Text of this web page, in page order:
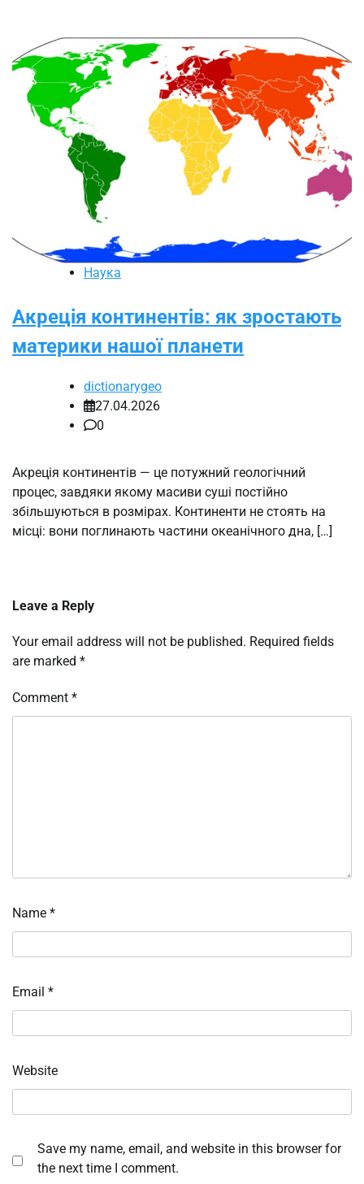
Наука
Акреція континентів: як зростають
материки нашої планети
dictionarygeo
27.04.2026
0
Акреція континентів — це потужний геологічний
процес, завдяки якому масиви суші постійно
збільшуються в розмірах. Континенти не стоять на
місці: вони поглинають частини океанічного дна, […]
Leave a Reply
Your email address will not be published. Required fields
are marked *
Comment *
Name *
Email *
Website
Save my name, email, and website in this browser for
the next time I comment.